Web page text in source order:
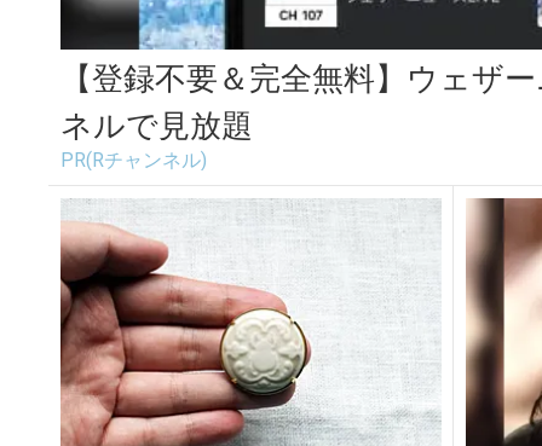
【登録不要＆完全無料】ウェザ
ネルで見放題
PR(Rチャンネル)